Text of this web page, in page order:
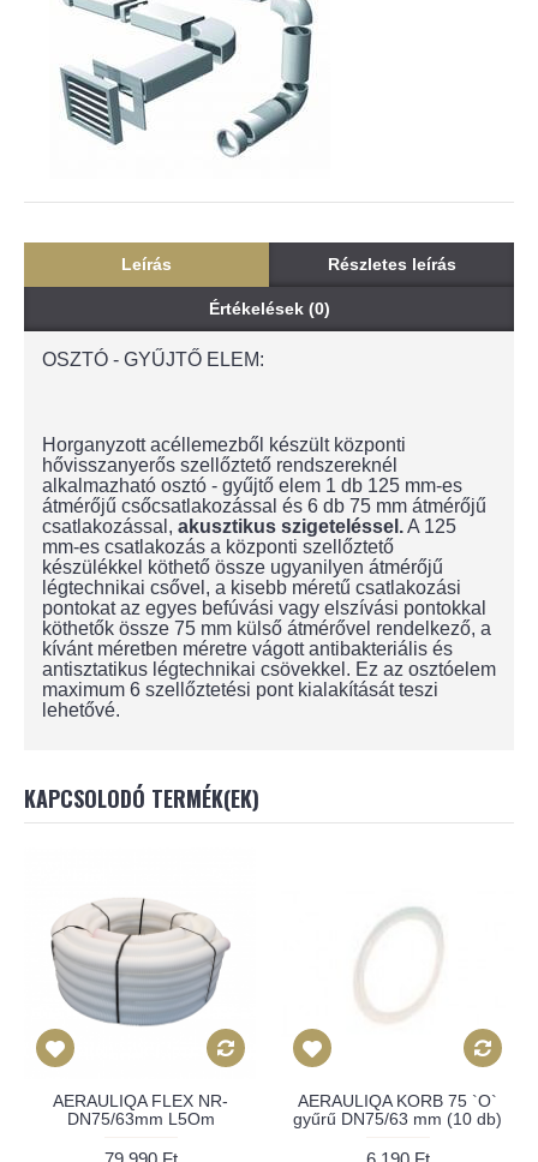
Leírás Részletes leírás
Értékelések (0)
OSZTÓ - GYŰJTŐ ELEM:
Horganyzott acéllemezből készült központi
hővisszanyerős szellőztető rendszereknél
alkalmazható osztó - gyűjtő elem 1 db 125 mm-es
átmérőjű csőcsatlakozással és 6 db 75 mm átmérőjű
csatlakozással, akusztikus szigeteléssel.A 125
mm-es csatlakozás a központi szellőztető
készülékkel köthető össze ugyanilyen átmérőjű
légtechnikai csővel, a kisebb méretű csatlakozási
pontokat az egyes befúvási vagy elszívási pontokkal
köthetők össze 75 mm külső átmérővel rendelkező, a
kívánt méretben méretre vágott antibakteriális és
antisztatikus légtechnikai csövekkel. Ez az osztóelem
maximum 6 szellőztetési pont kialakítását teszi
lehetővé.
KAPCSOLODÓ TERMÉK(EK)
AERAULIQA FLEX NR-
DN75/63mm L5Om
AERAULIQA KORB 75 `O`
gyűrű DN75/63 mm (10 db)